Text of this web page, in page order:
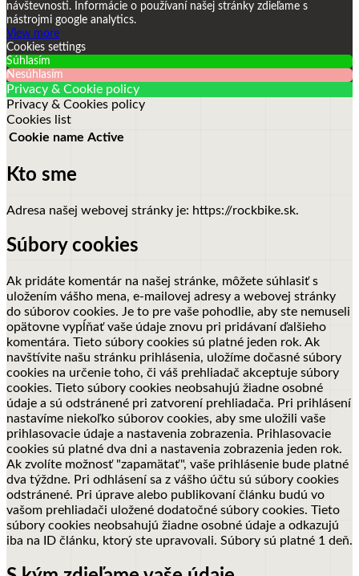
návštevnosti.
Informácie o používaní našej stránky zdieľame s
nástrojmi google analytics.
View more
Cookies settings
Súhlasím
Nesúhlasím
Privacy & Cookie policy
Privacy & Cookies policy
Cookies list
Cookie name Active
Kto sme
Adresa našej webovej stránky je: https://rockbike.sk.
Súbory cookies
Ak pridáte komentár na našej stránke, môžete súhlasiť s
uložením vášho mena, e-mailovej adresy a webovej stránky
do súborov cookies. Je to pre vaše pohodlie, aby ste nemuseli
opätovne vypĺňať vaše údaje znovu pri pridávaní ďalšieho
komentára. Tieto súbory cookies sú platné jeden rok. Ak
navštívite našu stránku prihlásenia, uložíme dočasné súbory
cookies na určenie toho, či váš prehliadač akceptuje súbory
cookies. Tieto súbory cookies neobsahujú žiadne osobné
údaje a sú odstránené pri zatvorení prehliadača. Pri prihlásení
nastavíme niekoľko súborov cookies, aby sme uložili vaše
prihlasovacie údaje a nastavenia zobrazenia. Prihlasovacie
cookies sú platné dva dni a nastavenia zobrazenia jeden rok.
Ak zvolíte možnosť "zapamätať", vaše prihlásenie bude platné
dva týždne. Pri odhlásení sa z vášho účtu sú súbory cookies
odstránené. Pri úprave alebo publikovaní článku budú vo
vašom prehliadači uložené dodatočné súbory cookies. Tieto
súbory cookies neobsahujú žiadne osobné údaje a odkazujú
iba na ID článku, ktorý ste upravovali. Súbory sú platné 1 deň.